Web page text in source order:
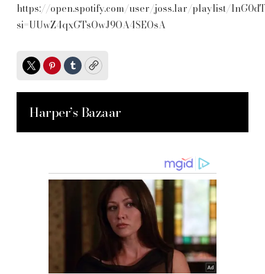
https://open.spotify.com/user/joss.lar/playlist/
si=UUwZ4qxGTsOwJ9OA4SEOsA
TwitterPinterest
TumblrCopy
Harper’s Bazaar